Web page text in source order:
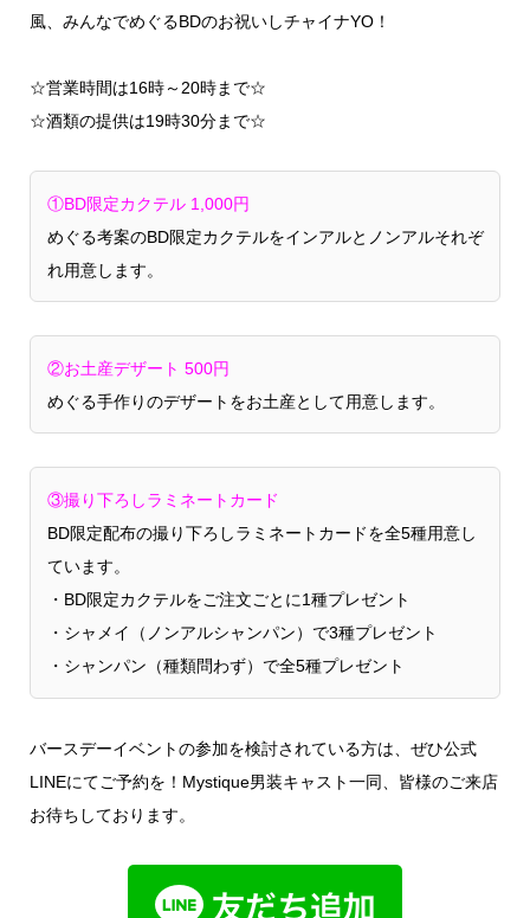
風、みんなでめぐるBDのお祝いしチャイナYO！
☆営業時間は16時～20時まで☆
☆酒類の提供は19時30分まで☆
①BD限定カクテル 1,000円
めぐる考案のBD限定カクテルをインアルとノンアルそれぞ
れ用意します。
②お土産デザート 500円
めぐる手作りのデザートをお土産として用意します。
③撮り下ろしラミネートカード
BD限定配布の撮り下ろしラミネートカードを全5種用意し
ています。
・BD限定カクテルをご注文ごとに1種プレゼント
・シャメイ（ノンアルシャンパン）で3種プレゼント
・シャンパン（種類問わず）で全5種プレゼント
バースデーイベントの参加を検討されている方は、ぜひ公式
LINEにてご予約を！Mystique男装キャスト一同、皆様のご来店
お待ちしております。